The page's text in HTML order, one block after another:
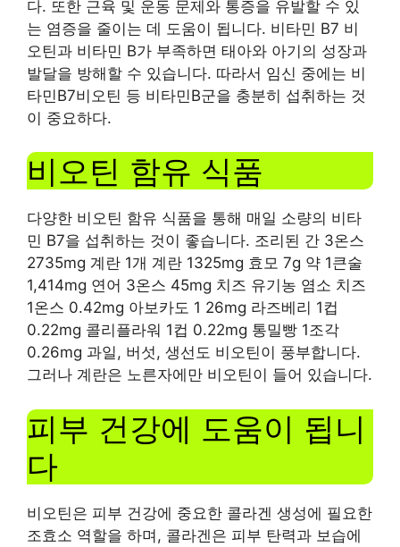
다. 또한 근육 및 운동 문제와 통증을 유발할 수 있
는 염증을 줄이는 데 도움이 됩니다. 비타민 B7 비
오틴과 비타민 B가 부족하면 태아와 아기의 성장과
발달을 방해할 수 있습니다. 따라서 임신 중에는 비
타민B7비오틴 등 비타민B군을 충분히 섭취하는 것
이 중요하다.
비오틴 함유 식품
다양한 비오틴 함유 식품을 통해 매일 소량의 비타
민 B7을 섭취하는 것이 좋습니다. 조리된 간 3온스
2735mg 계란 1개 계란 1325mg 효모 7g 약 1큰술
1,414mg 연어 3온스 45mg 치즈 유기농 염소 치즈
1온스 0.42mg 아보카도 1 26mg 라즈베리 1컵
0.22mg 콜리플라워 1컵 0.22mg 통밀빵 1조각
0.26mg 과일, 버섯, 생선도 비오틴이 풍부합니다.
그러나 계란은 노른자에만 비오틴이 들어 있습니다.
피부 건강에 도움이 됩니
다
비오틴은 피부 건강에 중요한 콜라겐 생성에 필요한
조효소 역할을 하며, 콜라겐은 피부 탄력과 보습에